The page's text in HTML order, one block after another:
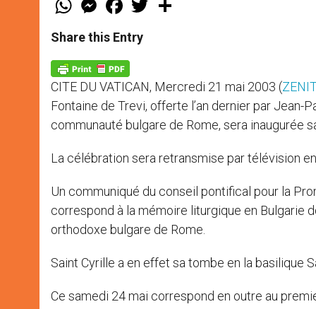
t
s
p
p
e
s
e
g
e
r
a
e
b
k
w
Share this Entry
CITE DU VATICAN, Mercredi 21 mai 2003 (
Fontaine de Trevi, offerte l’an dernier par Jean-
communauté bulgare de Rome, sera inaugurée
La célébration sera retransmise par télévision
Un communiqué du conseil pontifical pour la
correspond à la mémoire liturgique en Bulgarie
orthodoxe bulgare de Rome.
Saint Cyrille a en effet sa tombe en la basilique
Ce samedi 24 mai correspond en outre au